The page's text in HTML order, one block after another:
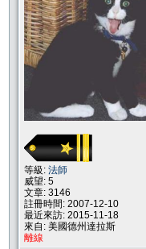
等級: 法師
威望: 5
文章: 3146
註冊時間: 2007-12-10
最近來訪: 2015-11-18
來自: 美國德州達拉斯
離線